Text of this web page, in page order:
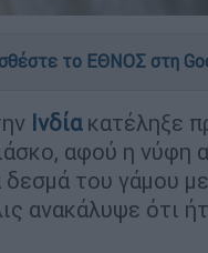
το ΕΘΝΟΣ στη
Ινδίακατέληξε
αφού η νύφη
δεσμά του γάμου
ανακάλυψε ότι